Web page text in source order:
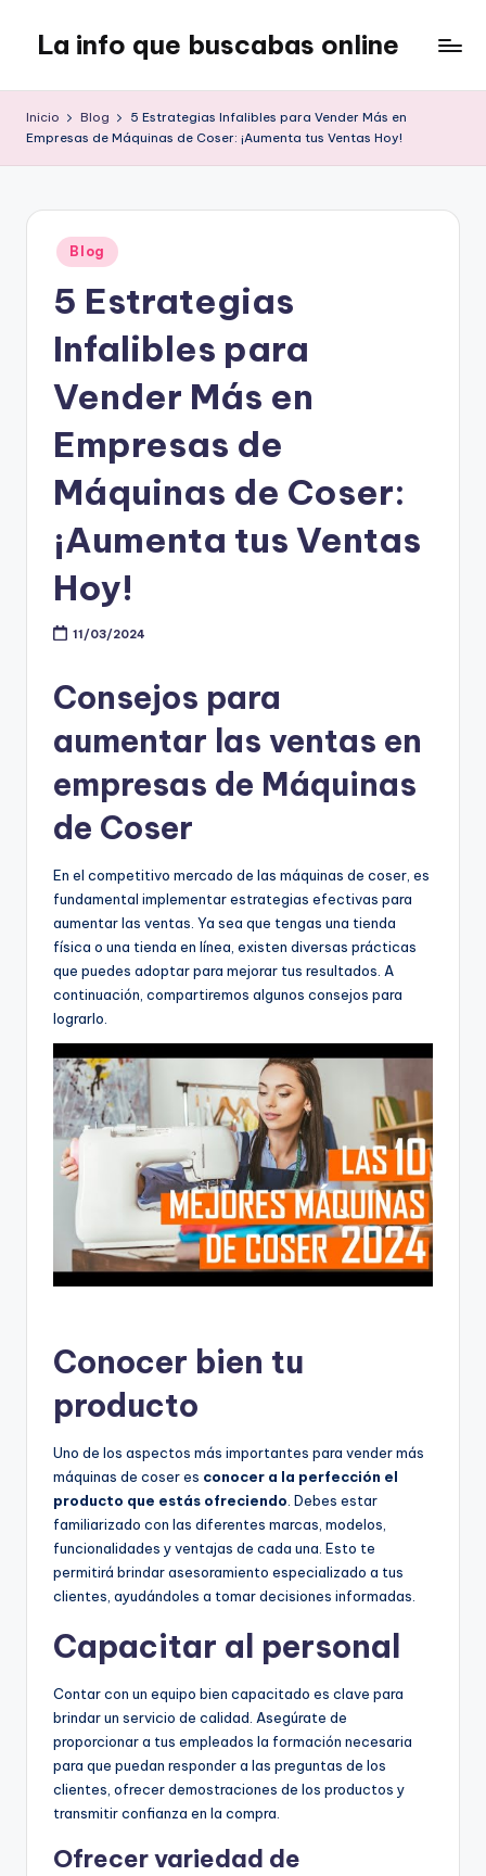
contenido
La info que buscabas online
para
Inicio Blog
5 Estrategias Infalibles para Vender Más en
Empresas de Máquinas de Coser: ¡Aumenta tus Ventas Hoy!
Publicado
en
Blog
5 Estrategias
Infalibles para
Vender Más en
Empresas de
Máquinas de Coser:
¡Aumenta tus Ventas
Hoy!
11/03/2024
Consejos para
aumentar las ventas en
empresas de Máquinas
de Coser
En el competitivo mercado de las máquinas de coser, es
fundamental implementar estrategias efectivas para
aumentar las ventas. Ya sea que tengas una tienda
física o una tienda en línea, existen diversas prácticas
que puedes adoptar para mejorar tus resultados. A
continuación, compartiremos algunos consejos para
lograrlo.
Conocer bien tu
producto
Uno de los aspectos más importantes para vender más
máquinas de coser es conocer a la perfección el
producto que estás ofreciendo . Debes estar
familiarizado con las diferentes marcas, modelos,
funcionalidades y ventajas de cada una. Esto te
permitirá brindar asesoramiento especializado a tus
clientes, ayudándoles a tomar decisiones informadas.
Capacitar al personal
Contar con un equipo bien capacitado es clave para
brindar un servicio de calidad. Asegúrate de
proporcionar a tus empleados la formación necesaria
para que puedan responder a las preguntas de los
clientes, ofrecer demostraciones de los productos y
transmitir confianza en la compra.
Ofrecer variedad de